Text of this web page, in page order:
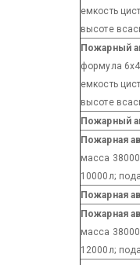
емкость
высоте
Пожарный
формула
емкость
высоте
Пожарный
Пожарная
масса
10000л;
Пожарная
Пожарная
масса
12000л;